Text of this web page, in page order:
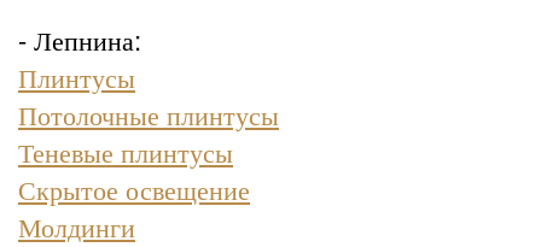
- Лепнина:
Плинтусы
Потолочные плинтусы
Теневые плинтусы
Скрытое освещение
Молдинги